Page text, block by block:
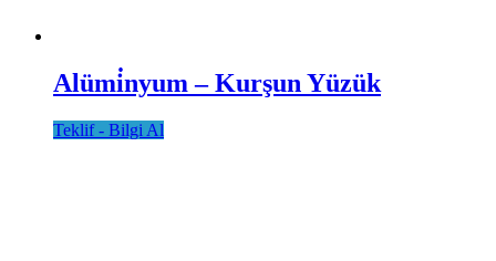
Alümi̇nyum – Kurşun Yüzük
Teklif - Bilgi Al